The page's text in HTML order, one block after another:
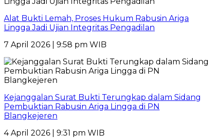
Alat Bukti Lemah, Proses Hukum Rabusin Ariga
Lingga Jadi Ujian Integritas Pengadilan
7 April 2026 | 9:58 pm WIB
Kejanggalan Surat Bukti Terungkap dalam Sidang
Pembuktian Rabusin Ariga Lingga di PN
Blangkejeren
4 April 2026 | 9:31 pm WIB